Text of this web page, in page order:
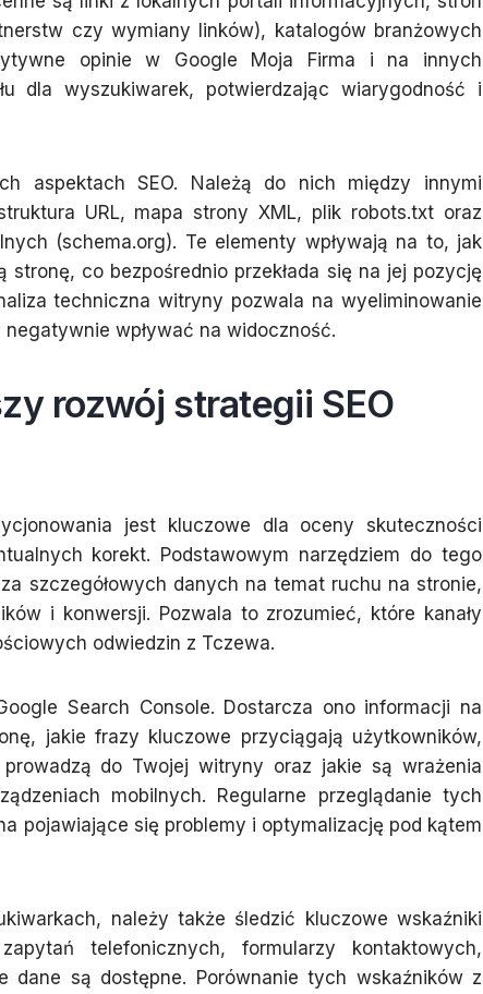
czy wymiany linków), katalogów branżowych
opinie w Google Moja Firma i na innych
dla wyszukiwarek, potwierdzając wiarygodność i
aspektach SEO. Należą do nich między innymi
URL, mapa strony XML, plik robots.txt oraz
(schema.org). Te elementy wpływają na to, jak
co bezpośrednio przekłada się na jej pozycję
techniczna witryny pozwala na wyeliminowanie
wpływać na widoczność.
rozwój strategii SEO
jest kluczowe dla oceny skuteczności
korekt. Podstawowym narzędziem do tego
szczegółowych danych na temat ruchu na stronie,
i konwersji. Pozwala to zrozumieć, które kanały
odwiedzin z Tczewa.
Search Console. Dostarcza ono informacji na
jakie frazy kluczowe przyciągają użytkowników,
do Twojej witryny oraz jakie są wrażenia
mobilnych. Regularne przeglądanie tych
pojawiające się problemy i optymalizację pod kątem
należy także śledzić kluczowe wskaźniki
telefonicznych, formularzy kontaktowych,
są dostępne. Porównanie tych wskaźników z